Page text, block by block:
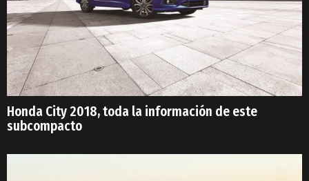
Honda City 2018, toda la información de este
subcompacto